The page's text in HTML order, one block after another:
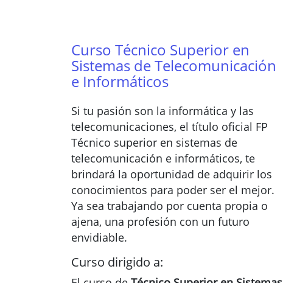
Curso Técnico Superior en
Sistemas de Telecomunicación
e Informáticos
Si tu pasión son la informática y las
telecomunicaciones, el título oficial FP
Técnico superior en sistemas de
telecomunicación e informáticos, te
brindará la oportunidad de adquirir los
conocimientos para poder ser el mejor.
Ya sea trabajando por cuenta propia o
ajena, una profesión con un futuro
envidiable.
Curso dirigido a: